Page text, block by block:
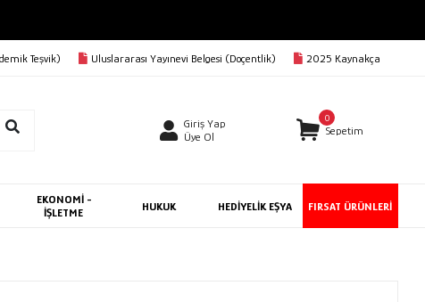
Teşvik) Uluslararası Yayınevi Belgesi (Doçentlik) 2025 Kaynakça
Giriş Yap
Üye Ol
0
Sepetim
EKONOMİ -
İŞLETME
HUKUK HEDİYELİK EŞYA FIRSAT ÜRÜNLERİ